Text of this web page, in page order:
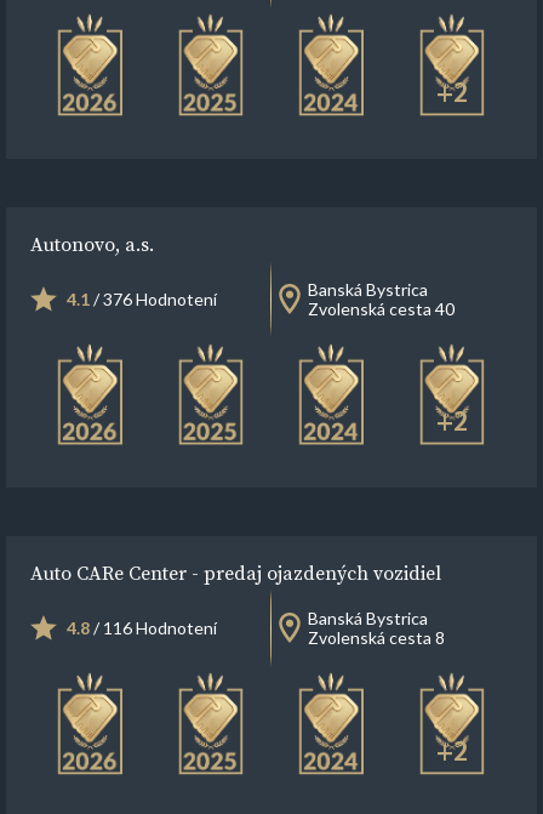
+2
Autonovo, a.s.
4.1/ 376 Hodnotení
Banská Bystrica
Zvolenská cesta 40
+2
Auto CARe Center - predaj ojazdených vozidiel
4.8/ 116 Hodnotení
Banská Bystrica
Zvolenská cesta 8
+2